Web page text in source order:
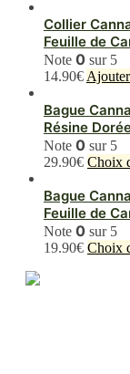
Collier
Feuille de
Note 0 sur 5
14.90€
Bague
Résine
Note 0 sur 5
29.90€ Choix
Bague
Feuille de
Note 0 sur 5
19.90€ Choix